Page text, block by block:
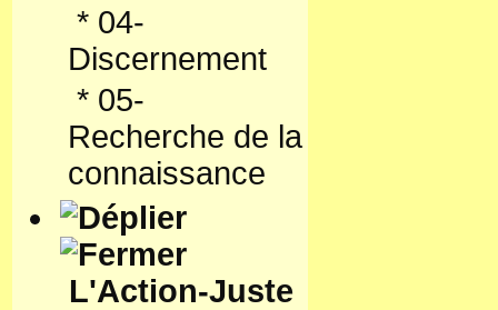
* 04-
Discernement
* 05-
Recherche de la
connaissance
L'Action-Juste